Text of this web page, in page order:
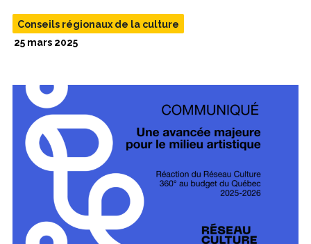
Conseils régionaux de la culture
25 mars 2025